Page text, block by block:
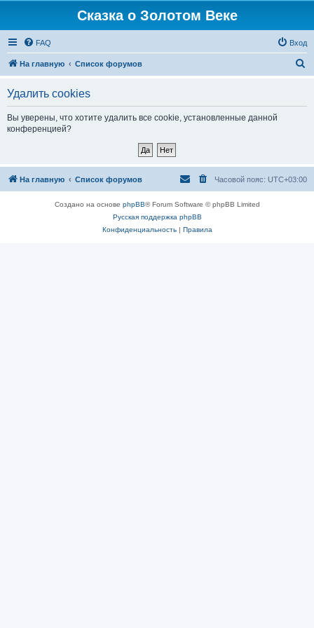
Сказка о Золотом Веке
FAQ Вход
На главную Список форумов
Удалить cookies
Вы уверены, что хотите удалить все cookie, установленные данной
конференцией?
На главную Список форумов Часовой пояс: UTC+03:00
Создано на основе phpBB® Forum Software © phpBB Limited
Русская поддержка phpBB
Конфиденциальность| Правила